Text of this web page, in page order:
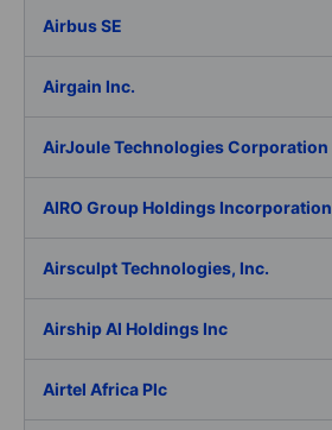
Airbus SE
Airgain Inc.
AirJoule Technologies Corporation
AIRO Group Holdings Incorporation
Airsculpt Technologies, Inc.
Airship AI Holdings Inc
Airtel Africa Plc